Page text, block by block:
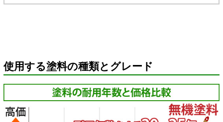
使用する塗料の種類とグレード